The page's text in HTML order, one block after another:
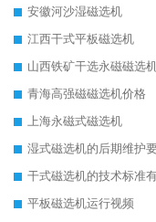
安徽河沙湿磁选机
江西干式平板磁选机
山西铁矿干选永磁磁选
青海高强磁磁选机价格
上海永磁式磁选机
干式磁选机的技术标准
平板磁选机运行视频